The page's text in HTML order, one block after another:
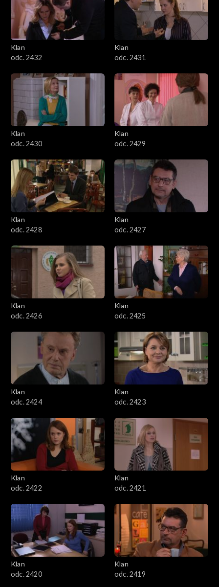
Klan
odc. 2432
Klan
odc. 2431
Klan
odc. 2430
Klan
odc. 2429
Klan
odc. 2428
Klan
odc. 2427
Klan
odc. 2426
Klan
odc. 2425
Klan
odc. 2424
Klan
odc. 2423
Klan
odc. 2422
Klan
odc. 2421
Klan
odc. 2420
Klan
odc. 2419